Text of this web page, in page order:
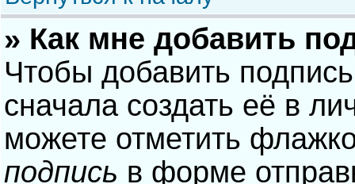
» Как мне добавить
Чтобы добавить
сначала создать её в
можете отметить
подпись в форме